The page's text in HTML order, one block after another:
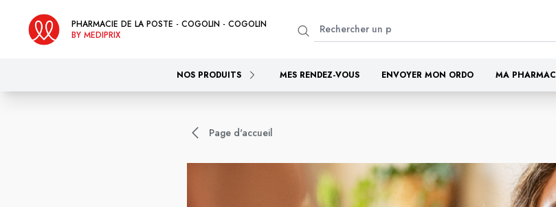
PHARMACIE DE LA POSTE - COGOLIN - COGOLIN
BY MEDIPRIX
NOS PRODUITS MES RENDEZ-VOUS ENVOYER MON ORDO MA
Page d'accueil